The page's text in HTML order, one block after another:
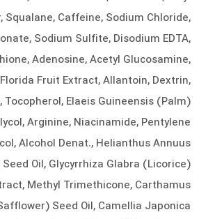
Squalane, Caffeine, Sodium Chloride,
Sodium Sulfite, Disodium EDTA,
Adenosine, Acetyl Glucosamine,
Fruit Extract, Allantoin, Dextrin,
Tocopherol, Elaeis Guineensis (Palm)
Arginine, Niacinamide, Pentylene
Alcohol Denat., Helianthus Annuus
Oil, Glycyrrhiza Glabra (Licorice)
Methyl Trimethicone, Carthamus
Seed Oil, Camellia Japonica